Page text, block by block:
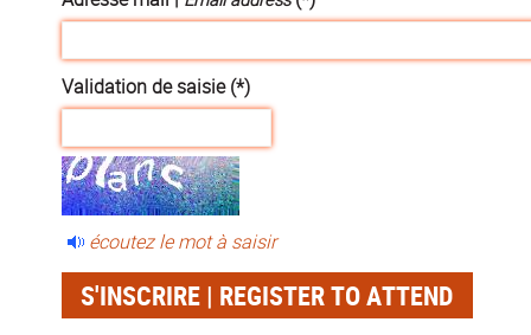
Validation de saisie (*)
écoutez le mot à saisir